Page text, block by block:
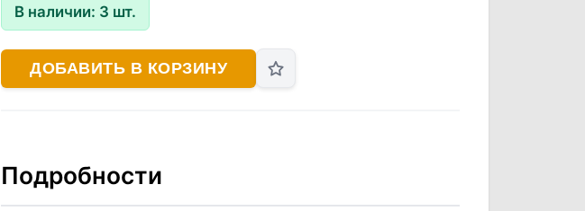
В наличии: 3 шт.
ДОБАВИТЬ В КОРЗИНУ
Подробности